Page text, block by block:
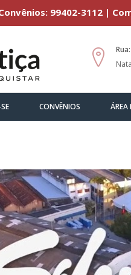
99402-3112 |
CONVÊNIOS